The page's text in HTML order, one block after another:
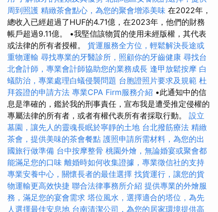
周到照護 精緻茶會點心，為您的聚會增添美味 在2022年，
總收入已經超過了HUF的4.71億，在2023年，他們的財務
帳戶超過9.11億。 •我堅信該物質的使用未經版權，其代表
或法律的所有者授權。 貨運服務全方位，輕鬆解決長途或
重物運輸 尋找專業的牙醫診所，照顧你的牙齒健康 尋找台
北會計師，專業會計師協助您的業務成長 逢甲放鬆按摩 白
蟻防治，專業處理白蟻侵襲問題 台胞證照片要求及規範 杜
拜簽證的申請方法 專業CPA Firm服務介紹 •此通知中的信
息是準確的，鑑於我的刑事責任，宣布我是遭受推定侵權的
專屬法律的所有者，或者有權代表所有者採取行動。 設立
墓園，讓先人的靈魂長眠於寧靜的土地 台北撥筋療法 精緻
茶會，提供美味的茶會餐點 護照申請所需材料，為您的出
國旅行做準備 台中按摩整骨 桃園外燴，無論婚宴或聚會都
能滿足您的口味 離婚時如何收集證據，專業徵信社的支持
專業安養中心，關懷長者的最佳選擇 找貨運行，讓您的貨
物運輸更高效快捷 聯合法律事務所介紹 提供專業的外燴服
務，滿足您的宴會需求 塔位風水，選擇適合的塔位，為先
人選擇最佳安息地 台南清潔公司，為您的居家環境提供高